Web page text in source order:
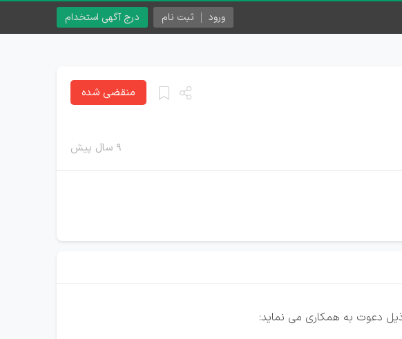
درج آگهی استخدام ورود ثبت نام
۹ سال پیش
منقضی شده
دعوت به همکاری می نماید: